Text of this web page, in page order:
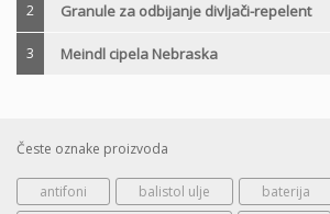
2 Granule za odbijanje divljači-repelent
3 Meindl cipela Nebraska
Česte oznake proizvoda
antifoni balistol ulje baterija